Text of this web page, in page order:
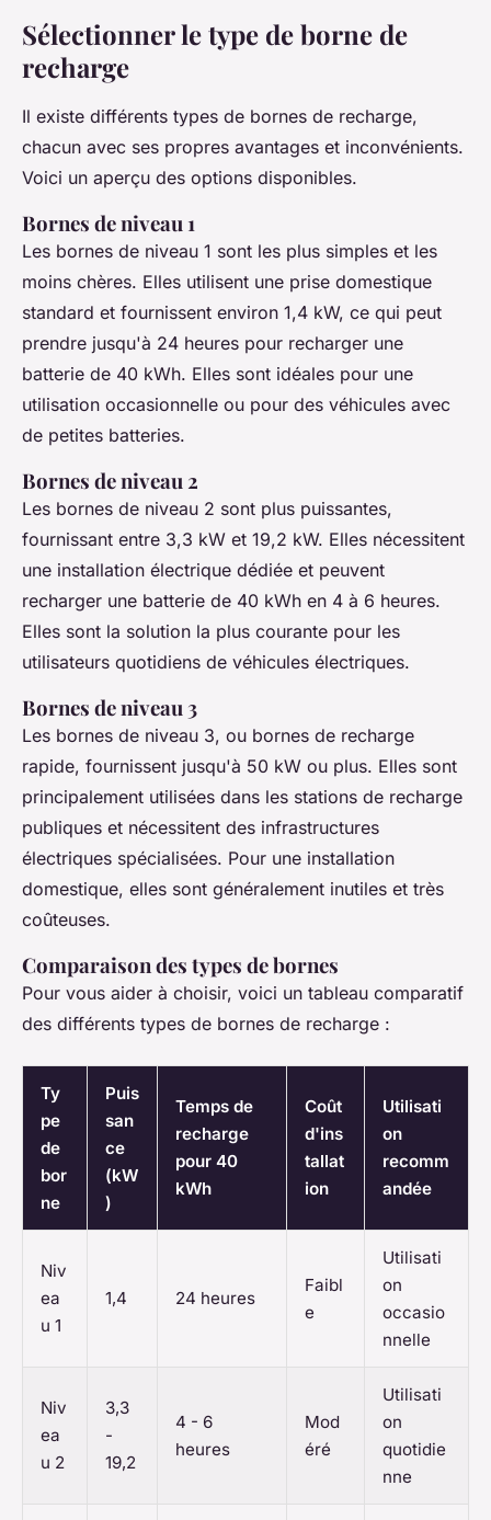
Sélectionner le type de borne de
recharge
Il existe différents types de bornes de recharge,
chacun avec ses propres avantages et inconvénients.
Voici un aperçu des options disponibles.
Bornes de niveau 1
Les bornes de niveau 1 sont les plus simples et les
moins chères. Elles utilisent une prise domestique
standard et fournissent environ 1,4 kW, ce qui peut
prendre jusqu'à 24 heures pour recharger une
batterie de 40 kWh. Elles sont idéales pour une
utilisation occasionnelle ou pour des véhicules avec
de petites batteries.
Bornes de niveau 2
Les bornes de niveau 2 sont plus puissantes,
fournissant entre 3,3 kW et 19,2 kW. Elles nécessitent
une installation électrique dédiée et peuvent
recharger une batterie de 40 kWh en 4 à 6 heures.
Elles sont la solution la plus courante pour les
utilisateurs quotidiens de véhicules électriques.
Bornes de niveau 3
Les bornes de niveau 3, ou bornes de recharge
rapide, fournissent jusqu'à 50 kW ou plus. Elles sont
principalement utilisées dans les stations de recharge
publiques et nécessitent des infrastructures
électriques spécialisées. Pour une installation
domestique, elles sont généralement inutiles et très
coûteuses.
Comparaison des types de bornes
Pour vous aider à choisir, voici un tableau comparatif
des différents types de bornes de recharge :
Ty
pe
de
bor
ne
Puis
san
ce
(kW
)
Temps de
recharge
pour 40
kWh
Coût
d'ins
tallat
ion
Utilisati
on
recomm
andée
Niv
ea
u 1
1,4 24 heures
Faibl
e
Utilisati
on
occasio
nnelle
Niv
ea
u 2
3,3
-
19,2
4 - 6
heures
Mod
éré
Utilisati
on
quotidie
nne